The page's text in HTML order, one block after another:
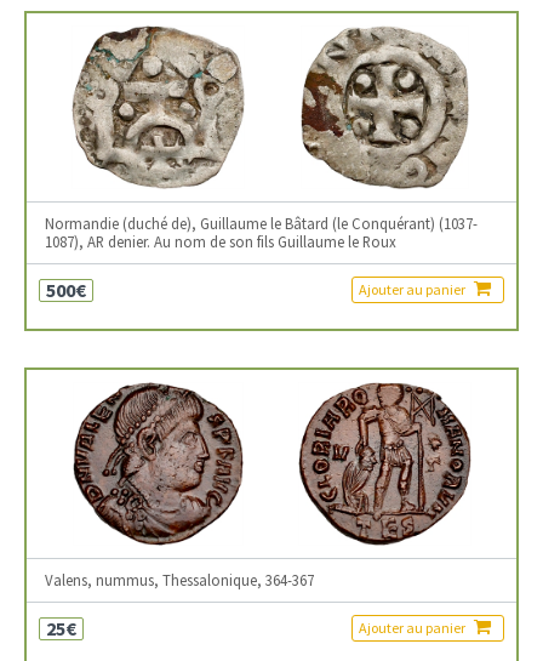
Normandie (duché de), Guillaume le Bâtard (le Conquérant) (1037-
1087), AR denier. Au nom de son fils Guillaume le Roux
500€ Ajouter au panier
Valens, nummus, Thessalonique, 364-367
25€ Ajouter au panier